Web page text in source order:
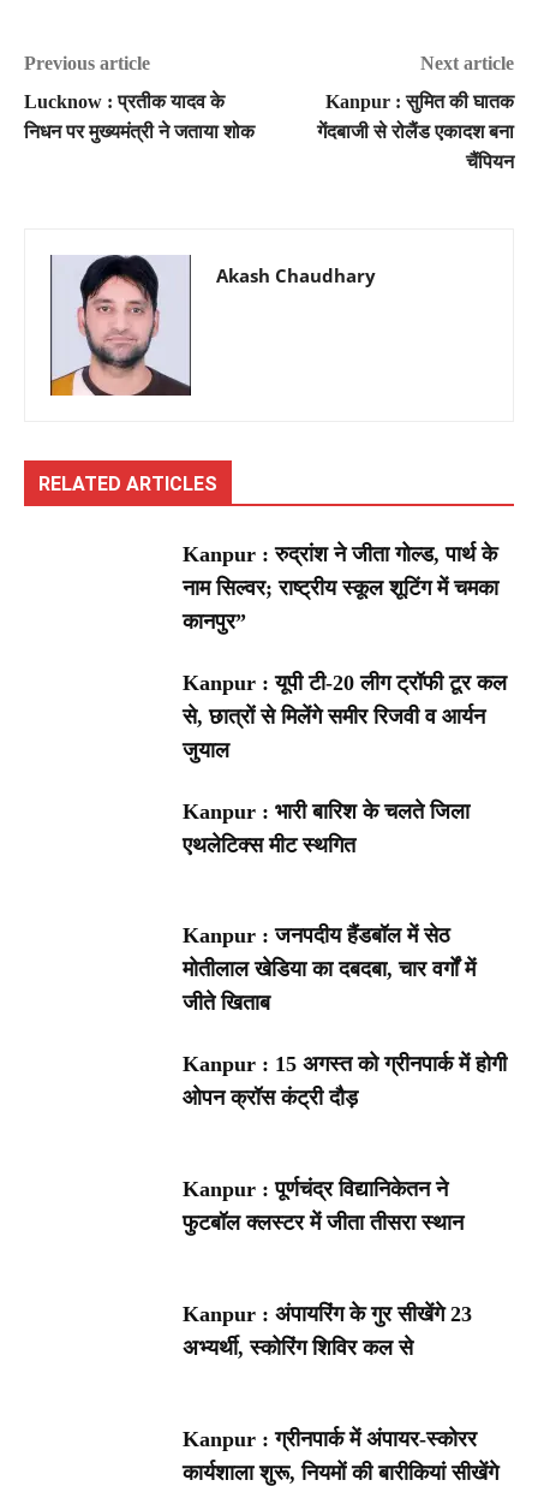
Previous article
Lucknow : प्रतीक यादव के
निधन पर मुख्यमंत्री ने जताया शोक
Next article
Kanpur : सुमित की घातक
गेंदबाजी से रोलैंड एकादश बना
चैंपियन
Akash Chaudhary
RELATED ARTICLES
Kanpur : रुद्रांश ने जीता गोल्ड, पार्थ के
नाम सिल्वर; राष्ट्रीय स्कूल शूटिंग में चमका
कानपुर”
Kanpur : यूपी टी-20 लीग ट्रॉफी टूर कल
से, छात्रों से मिलेंगे समीर रिजवी व आर्यन
जुयाल
Kanpur : भारी बारिश के चलते जिला
एथलेटिक्स मीट स्थगित
Kanpur : जनपदीय हैंडबॉल में सेठ
मोतीलाल खेडिया का दबदबा, चार वर्गों में
जीते खिताब
Kanpur : 15 अगस्त को ग्रीनपार्क में होगी
ओपन क्रॉस कंट्री दौड़
Kanpur : पूर्णचंद्र विद्यानिकेतन ने
फुटबॉल क्लस्टर में जीता तीसरा स्थान
Kanpur : अंपायरिंग के गुर सीखेंगे 23
अभ्यर्थी, स्कोरिंग शिविर कल से
Kanpur : ग्रीनपार्क में अंपायर-स्कोरर
कार्यशाला शुरू, नियमों की बारीकियां सीखेंगे